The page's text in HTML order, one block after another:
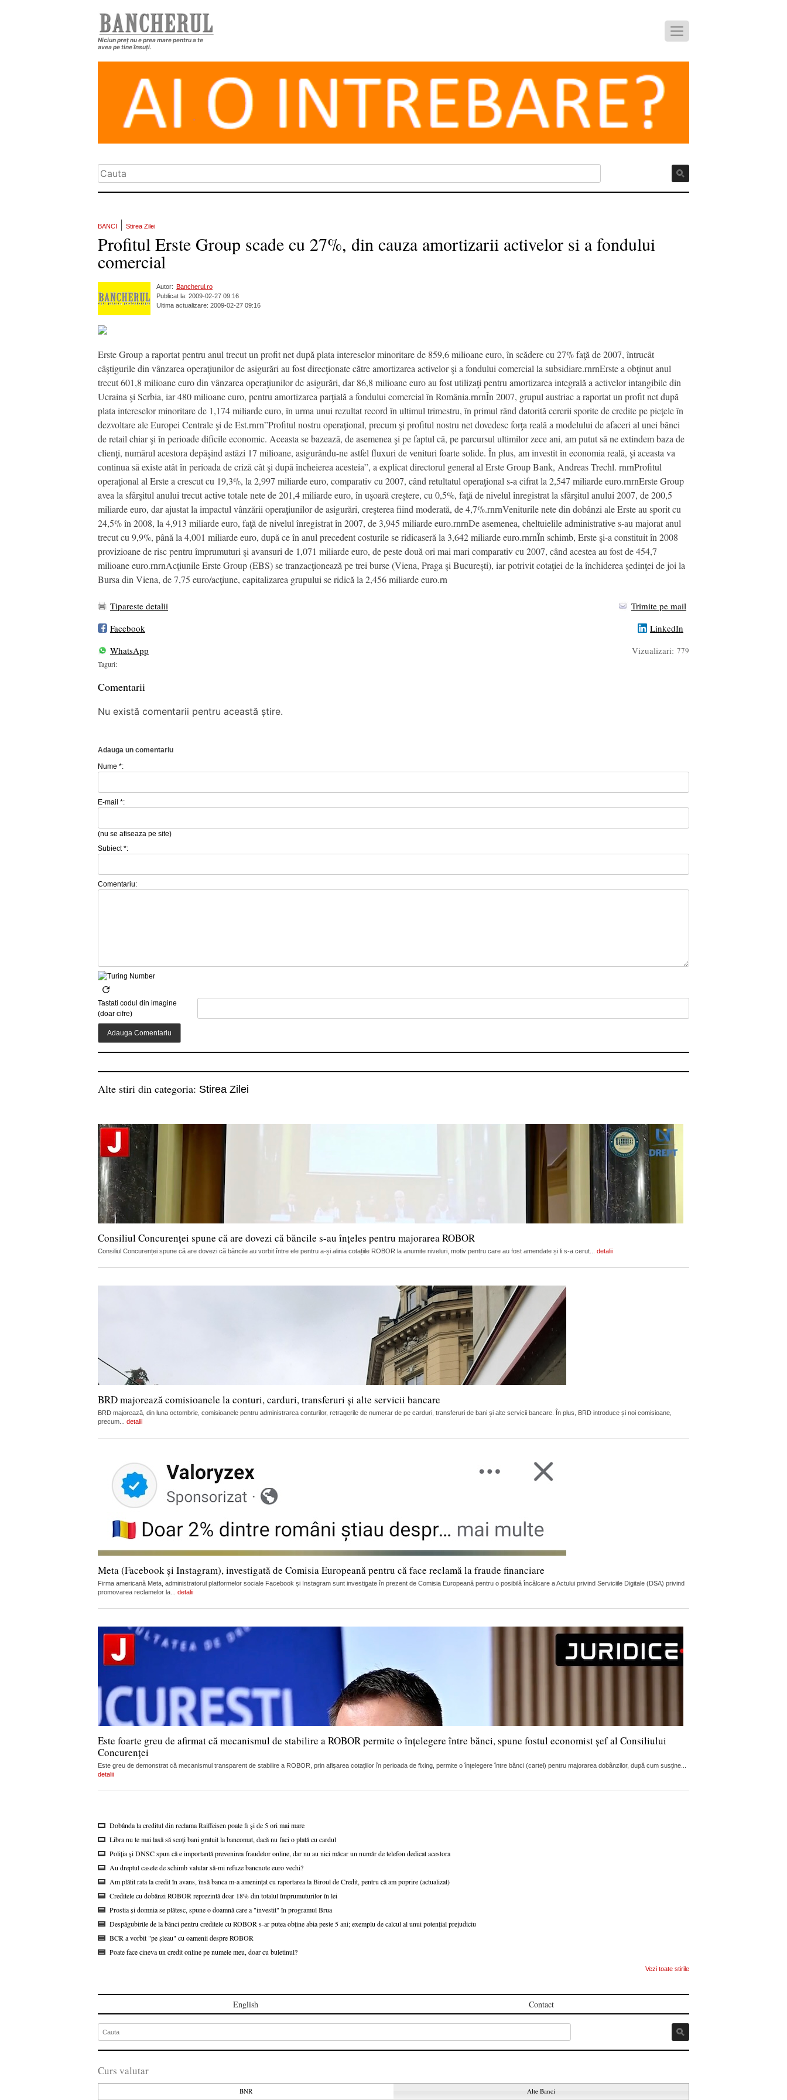
Niciun preț nu e prea mare pentru a te
avea pe tine însuți.
BANCI Stirea Zilei
Profitul Erste Group scade cu 27%, din cauza amortizarii activelor si a fondului
comercial
Autor:
Bancherul.ro
Publicat la: 2009-02-27 09:16
Ultima actualizare: 2009-02-27 09:16
Erste Group a raportat pentru anul trecut un profit net după plata intereselor minoritare de 859,6 milioane euro, în scădere cu 27% faţă de 2007, întrucât
câştigurile din vânzarea operaţiunilor de asigurări au fost direcţionate către amortizarea activelor şi a fondului comercial la subsidiare.rnrnErste a obţinut anul
trecut 601,8 milioane euro din vânzarea operaţiunilor de asigurări, dar 86,8 milioane euro au fost utilizaţi pentru amortizarea integrală a activelor intangibile din
Ucraina şi Serbia, iar 480 milioane euro, pentru amortizarea parţială a fondului comercial în România.rnrnÎn 2007, grupul austriac a raportat un profit net după
plata intereselor minoritare de 1,174 miliarde euro, în urma unui rezultat record în ultimul trimestru, în primul rând datorită cererii sporite de credite pe pieţele în
dezvoltare ale Europei Centrale şi de Est.rnrn”Profitul nostru operaţional, precum şi profitul nostru net dovedesc forţa reală a modelului de afaceri al unei bănci
de retail chiar şi în perioade dificile economic. Aceasta se bazează, de asemenea şi pe faptul că, pe parcursul ultimilor zece ani, am putut să ne extindem baza de
clienţi, numărul acestora depăşind astăzi 17 milioane, asigurându-ne astfel fluxuri de venituri foarte solide. În plus, am investit în economia reală, şi aceasta va
continua să existe atât în perioada de criză cât şi după încheierea acesteia”, a explicat directorul general al Erste Group Bank, Andreas Trechl. rnrnProfitul
operaţional al Erste a crescut cu 19,3%, la 2,997 miliarde euro, comparativ cu 2007, când retultatul operaţional s-a cifrat la 2,547 miliarde euro.rnrnErste Group
avea la sfârşitul anului trecut active totale nete de 201,4 miliarde euro, în uşoară creştere, cu 0,5%, faţă de nivelul înregistrat la sfârşitul anului 2007, de 200,5
miliarde euro, dar ajustat la impactul vânzării operaţiunilor de asigurări, creşterea fiind moderată, de 4,7%.rnrnVeniturile nete din dobânzi ale Erste au sporit cu
24,5% în 2008, la 4,913 miliarde euro, faţă de nivelul înregistrat în 2007, de 3,945 miliarde euro.rnrnDe asemenea, cheltuielile administrative s-au majorat anul
trecut cu 9,9%, până la 4,001 miliarde euro, după ce în anul precedent costurile se ridicaseră la 3,642 miliarde euro.rnrnÎn schimb, Erste şi-a constituit în 2008
provizioane de risc pentru împrumuturi şi avansuri de 1,071 miliarde euro, de peste două ori mai mari comparativ cu 2007, când acestea au fost de 454,7
milioane euro.rnrnAcţiunile Erste Group (EBS) se tranzacţionează pe trei burse (Viena, Praga şi Bucureşti), iar potrivit cotaţiei de la închiderea şedinţei de joi la
Bursa din Viena, de 7,75 euro/acţiune, capitalizarea grupului se ridică la 2,456 miliarde euro.rn
Tipareste detalii
Trimite pe mail
Facebook
LinkedIn
WhatsApp
Vizualizari: 779
Taguri:
Comentarii
Nu există comentarii pentru această știre.
Adauga un comentariu
Nume *:
E-mail *:
(nu se afiseaza pe site)
Subiect *:
Comentariu:
Tastati codul din imagine
(doar cifre)
Alte stiri din categoria: Stirea Zilei
Consiliul Concurenței spune că are dovezi că băncile s-au înțeles pentru majorarea ROBOR
Consiliul Concurenței spune că are dovezi că băncile au vorbit între ele pentru a-și alinia cotațiile ROBOR la anumite niveluri, motiv pentru care au fost amendate și li s-a cerut... detalii
BRD majorează comisioanele la conturi, carduri, transferuri și alte servicii bancare
BRD majorează, din luna octombrie, comisioanele pentru administrarea conturilor, retragerile de numerar de pe carduri, transferuri de bani și alte servicii bancare. În plus, BRD introduce și noi comisioane,
precum... detalii
Meta (Facebook și Instagram), investigată de Comisia Europeană pentru că face reclamă la fraude financiare
Firma americană Meta, administratorul platformelor sociale Facebook și Instagram sunt investigate în prezent de Comisia Europeană pentru o posibilă încălcare a Actului privind Serviciile Digitale (DSA) privind
promovarea reclamelor la... detalii
Este foarte greu de afirmat că mecanismul de stabilire a ROBOR permite o înțelegere între bănci, spune fostul economist șef al Consiliului
Concurenței
Este greu de demonstrat că mecanismul transparent de stabilire a ROBOR, prin afișarea cotațiilor în perioada de fixing, permite o înțelegere între bănci (cartel) pentru majorarea dobânzilor, după cum susține...
detalii
Dobânda la creditul din reclama Raiffeisen poate fi și de 5 ori mai mare
Libra nu te mai lasă să scoți bani gratuit la bancomat, dacă nu faci o plată cu cardul
Poliția și DNSC spun că e importantă prevenirea fraudelor online, dar nu au nici măcar un număr de telefon dedicat acestora
Au dreptul casele de schimb valutar să-mi refuze bancnote euro vechi?
Am plătit rata la credit în avans, însă banca m-a amenințat cu raportarea la Biroul de Credit, pentru că am poprire (actualizat)
Creditele cu dobânzi ROBOR reprezintă doar 18% din totalul împrumuturilor în lei
Prostia și domnia se plătesc, spune o doamnă care a "investit" în programul Brua
Despăgubirile de la bănci pentru creditele cu ROBOR s-ar putea obține abia peste 5 ani; exemplu de calcul al unui potențial prejudiciu
BCR a vorbit "pe șleau" cu oamenii despre ROBOR
Poate face cineva un credit online pe numele meu, doar cu buletinul?
Vezi toate stirile
English Contact
Curs valutar
BNR Alte Banci